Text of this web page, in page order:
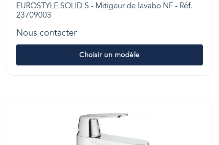
EUROSTYLE SOLID S - Mitigeur de lavabo NF - Réf.
23709003
Nous contacter
Choisir un modèle